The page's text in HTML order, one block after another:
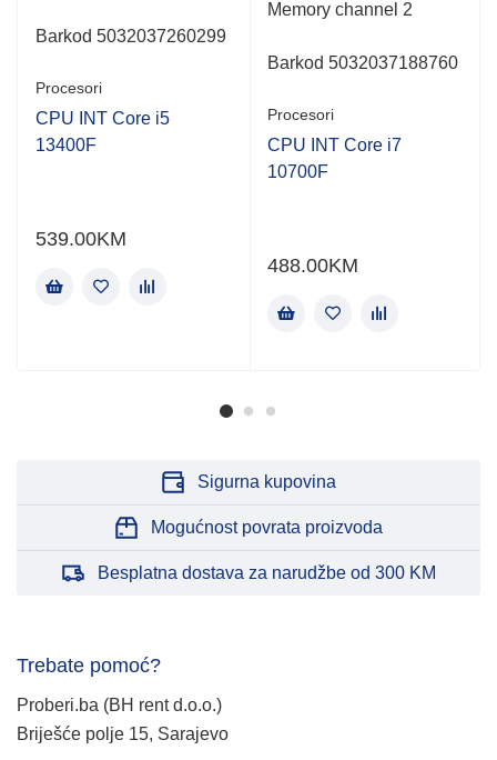
Barkod 5032037260299
Procesori
CPU INT Core i5
13400F
539.00KM
Memory channel 2
Barkod 5032037188760
Procesori
CPU INT Core i7
10700F
488.00KM
Sigurna kupovina
Mogućnost povrata proizvoda
Besplatna dostava za narudžbe od 300 KM
Trebate pomoć?
Proberi.ba (BH rent d.o.o.)
Briješće polje 15, Sarajevo